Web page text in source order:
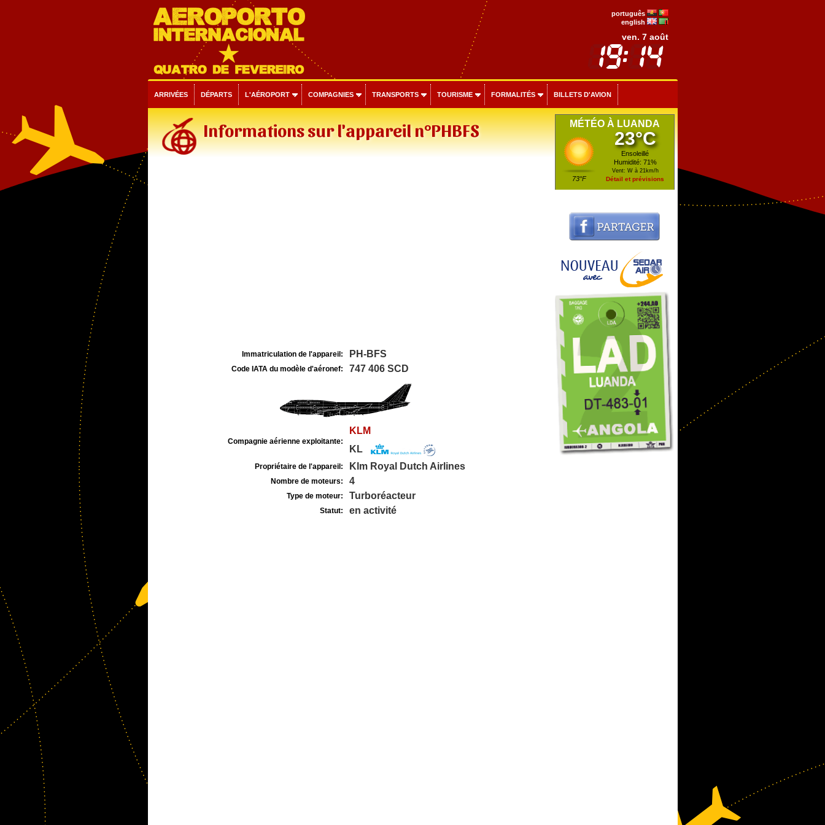
português
english
ven. 7 août
ARRIVÉES DÉPARTS L'AÉROPORT COMPAGNIES TRANSPORTS TOURISME FORMALITÉS BILLETS D'AVION
Informations sur l'appareil n°PHBFS
Immatriculation de l'appareil: PH-BFS
Code IATA du modèle d'aéronef: 747 406 SCD
Compagnie aérienne exploitante:
KLM
KL
Propriétaire de l'appareil: Klm Royal Dutch Airlines
Nombre de moteurs: 4
Type de moteur: Turboréacteur
Statut: en activité
MÉTÉO À LUANDA
73°F
23°C
Ensoleillé
Humidité: 71%
Vent: W à 21km/h
Détail et prévisions